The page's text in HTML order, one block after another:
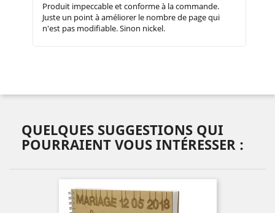
Produit impeccable et conforme à la commande.
Juste un point à améliorer le nombre de page qui
n'est pas modifiable. Sinon nickel.
QUELQUES SUGGESTIONS QUI
POURRAIENT VOUS INTÉRESSER :